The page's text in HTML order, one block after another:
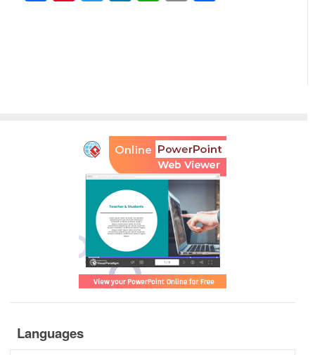
Languages